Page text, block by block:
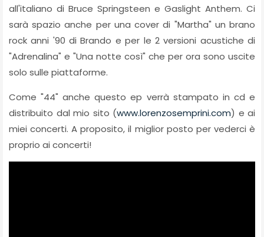
all'italiano di Bruce Springsteen e Gaslight Anthem. Ci
sarà spazio anche per una cover di "Martha" un brano
rock anni '90 di Brando e per le 2 versioni acustiche di
"Adrenalina" e "Una notte così" che per ora sono uscite
solo sulle piattaforme.
Come "44" anche questo ep verrà stampato in cd e
distribuito dal mio sito (www.lorenzosemprini.com) e ai
miei concerti. A proposito, il miglior posto per vederci è
proprio ai concerti!